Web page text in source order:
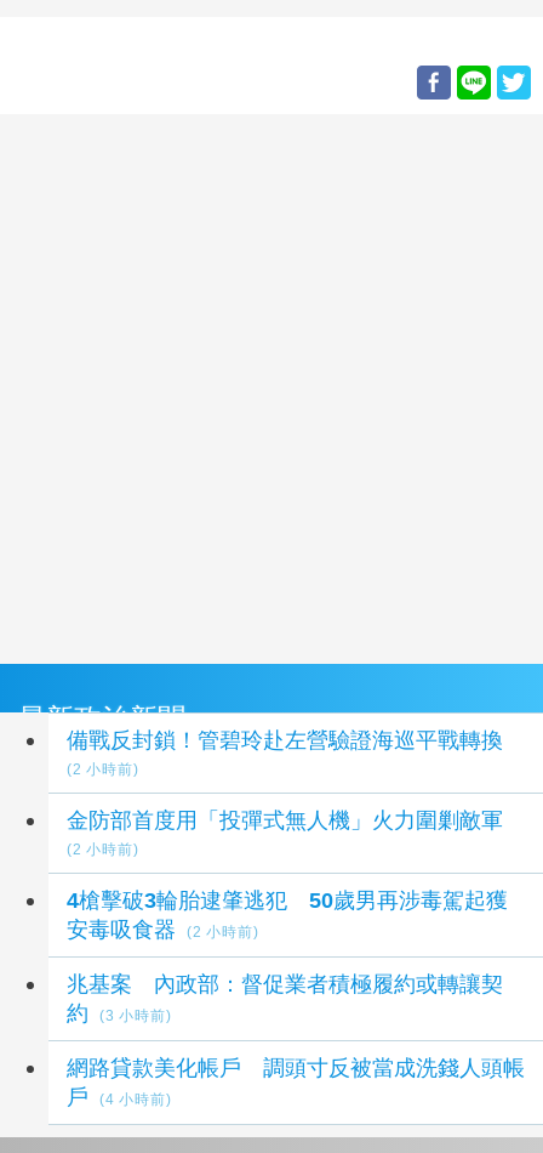
最新政治新聞
備戰反封鎖！管碧玲赴左營驗證海巡平戰轉換
(2 小時前)
金防部首度用「投彈式無人機」火力圍剿敵軍
(2 小時前)
4槍擊破3輪胎逮肇逃犯 50歲男再涉毒駕起獲
安毒吸食器
(2 小時前)
兆基案 內政部：督促業者積極履約或轉讓契
約
(3 小時前)
網路貸款美化帳戶 調頭寸反被當成洗錢人頭帳
戶
(4 小時前)